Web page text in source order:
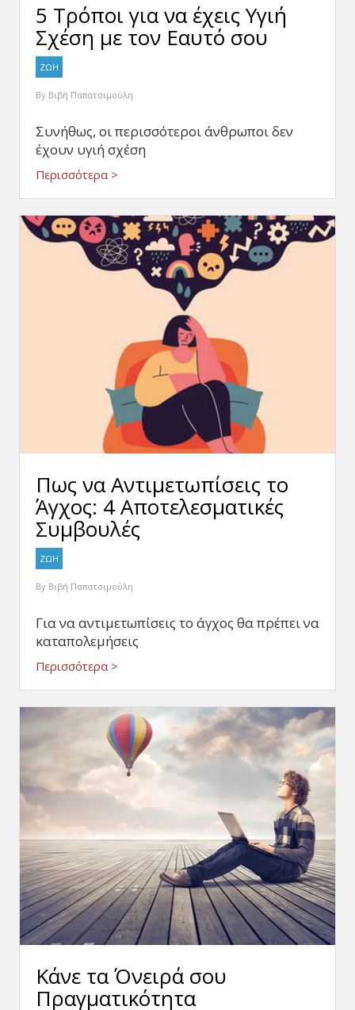
5 Τρόποι για να έχεις Υγιή
Σχέση με τον Eαυτό σου
ΖΩΗ
By Βιβή Παπατσιμούλη
Συνήθως, οι περισσότεροι άνθρωποι δεν
έχουν υγιή σχέση
Περισσότερα >
Πως να Αντιμετωπίσεις το
Άγχος: 4 Αποτελεσματικές
Συμβουλές
ΖΩΗ
By Βιβή Παπατσιμούλη
Για να αντιμετωπίσεις το άγχος θα πρέπει να
καταπολεμήσεις
Περισσότερα >
Κάνε τα Όνειρά σου
Πραγματικότητα